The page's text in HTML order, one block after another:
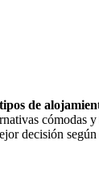
de
decisión